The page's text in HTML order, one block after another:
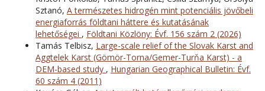
Sztanó, A természetes hidrogén mint potenciális jövőbeli
energiaforrás földtani háttere és kutatásának
lehetőségei , Földtani Közlöny: Évf. 156 szám 2 (2026)
Tamás Telbisz, Large-scale relief of the Slovak Karst and
Aggtelek Karst (Gömör-Torna/Gemer-Turňa Karst) - a
DEM-based study , Hungarian Geographical Bulletin: Évf.
60 szám 4 (2011)